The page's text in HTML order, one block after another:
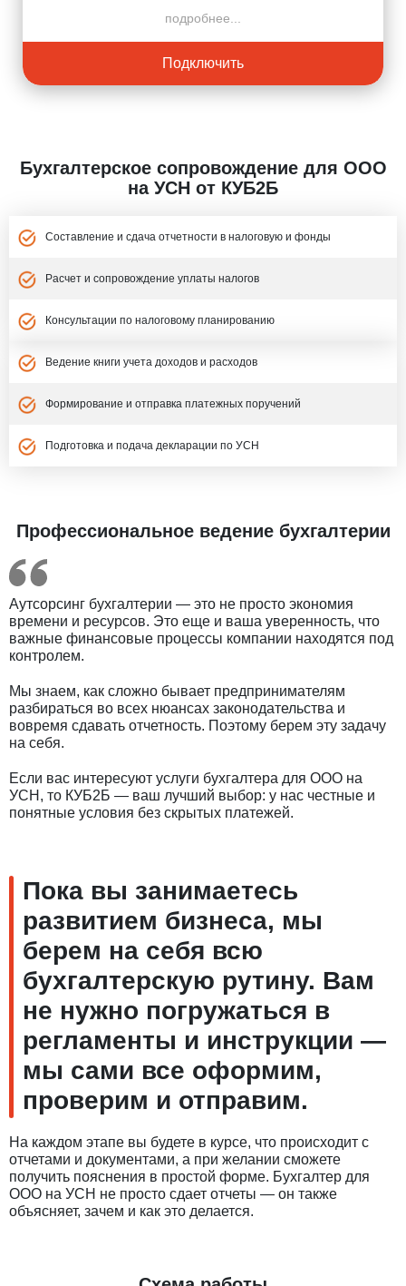
подробнее...
Подключить
Бухгалтерское сопровождение для ООО
на УСН от КУБ2Б
Составление и сдача отчетности в налоговую и фонды
Расчет и сопровождение уплаты налогов
Консультации по налоговому планированию
Ведение книги учета доходов и расходов
Формирование и отправка платежных поручений
Подготовка и подача декларации по УСН
Профессиональное ведение бухгалтерии
Аутсорсинг бухгалтерии — это не просто экономия
времени и ресурсов. Это еще и ваша уверенность, что
важные финансовые процессы компании находятся под
контролем.
Мы знаем, как сложно бывает предпринимателям
разбираться во всех нюансах законодательства и
вовремя сдавать отчетность. Поэтому берем эту задачу
на себя.
Если вас интересуют услуги бухгалтера для ООО на
УСН, то КУБ2Б — ваш лучший выбор: у нас честные и
понятные условия без скрытых платежей.
Пока вы занимаетесь
развитием бизнеса, мы
берем на себя всю
бухгалтерскую рутину. Вам
не нужно погружаться в
регламенты и инструкции —
мы сами все оформим,
проверим и отправим.
На каждом этапе вы будете в курсе, что происходит с
отчетами и документами, а при желании сможете
получить пояснения в простой форме. Бухгалтер для
ООО на УСН не просто сдает отчеты — он также
объясняет, зачем и как это делается.